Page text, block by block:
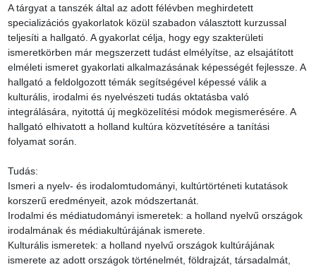
A tárgyat a tanszék által az adott félévben meghirdetett
specializációs gyakorlatok közül szabadon választott kurzussal
teljesíti a hallgató. A gyakorlat célja, hogy egy szakterületi
ismeretkörben már megszerzett tudást elmélyítse, az elsajátított
elméleti ismeret gyakorlati alkalmazásának képességét fejlessze. A
hallgató a feldolgozott témák segítségével képessé válik a
kulturális, irodalmi és nyelvészeti tudás oktatásba való
integrálására, nyitottá új megközelítési módok megismerésére. A
hallgató elhivatott a holland kultúra közvetítésére a tanítási
folyamat során.
Tudás:
Ismeri a nyelv- és irodalomtudományi, kultúrtörténeti kutatások
korszerű eredményeit, azok módszertanát.
Irodalmi és médiatudományi ismeretek: a holland nyelvű országok
irodalmának és médiakultúrájának ismerete.
Kulturális ismeretek: a holland nyelvű országok kultúrájának
ismerete az adott országok történelmét, földrajzát, társadalmát,